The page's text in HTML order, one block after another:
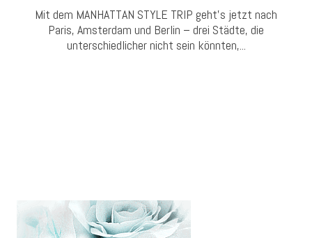
Mit dem MANHATTAN STYLE TRIP geht's jetzt nach
Paris, Amsterdam und Berlin – drei Städte, die
unterschiedlicher nicht sein könnten,...